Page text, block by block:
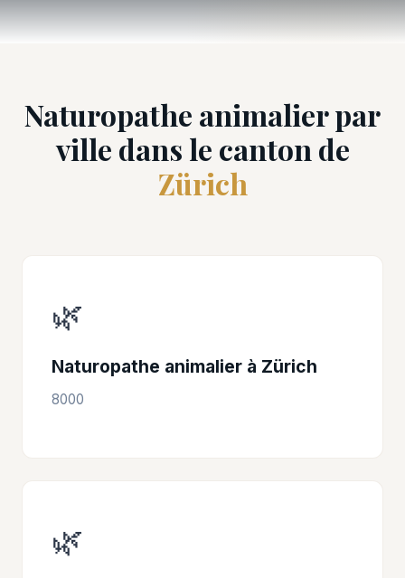
Naturopathe animalier par
ville dans le canton de
Zürich
🌿
Naturopathe animalier à Zürich
8000
🌿